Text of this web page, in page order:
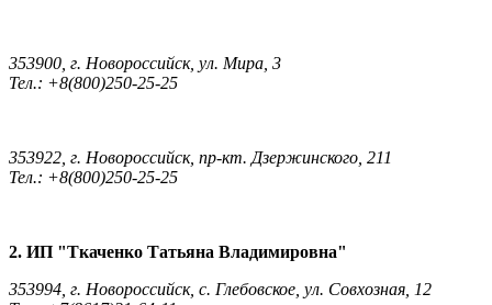
353900, г. Новороссийск, ул. Мира, 3
Тел.: +8(800)250-25-25
353922, г. Новороссийск, пр-кт. Дзержинского, 211
Тел.: +8(800)250-25-25
2. ИП "Ткаченко Татьяна Владимировна"
353994, г. Новороссийск, с. Глебовское, ул. Совхозная, 12